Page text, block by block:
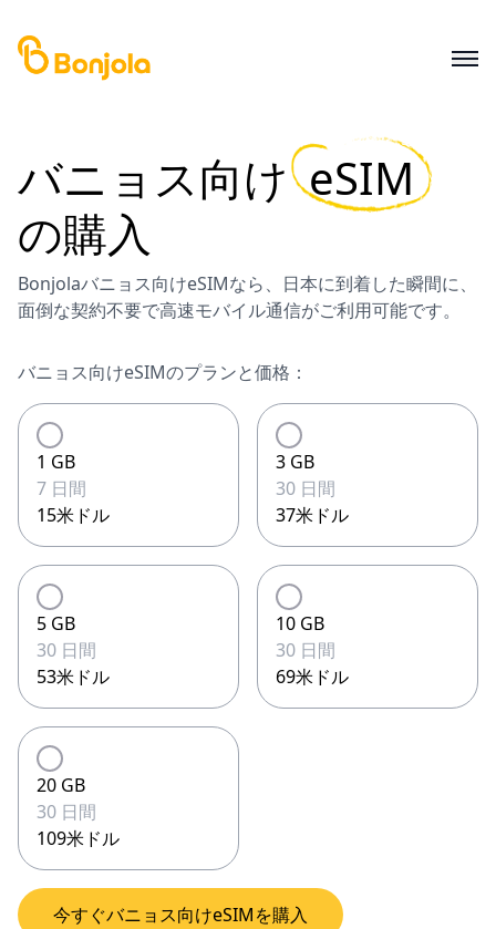
バニョス向け eSIM
の購入
Bonjolaバニョス向けeSIMなら、日本に到着した瞬間に、
面倒な契約不要で高速モバイル通信がご利用可能です。
バニョス向けeSIMのプランと価格：
1 GB
7 日間
15米ドル
3 GB
30 日間
37米ドル
5 GB
30 日間
53米ドル
10 GB
30 日間
69米ドル
20 GB
30 日間
109米ドル
今すぐバニョス向けeSIMを購入